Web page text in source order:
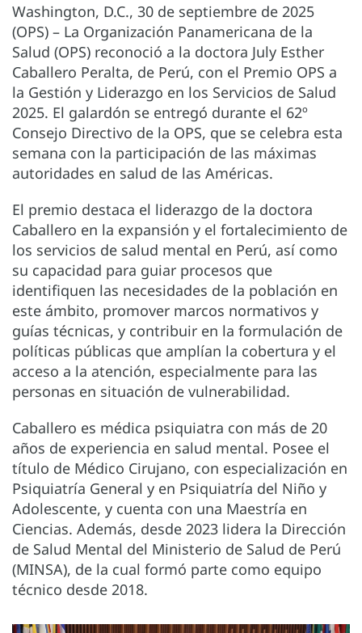
Washington, D.C., 30 de septiembre de 2025
(OPS) – La Organización Panamericana de la
Salud (OPS) reconoció a la doctora July Esther
Caballero Peralta, de Perú, con el Premio OPS a
la Gestión y Liderazgo en los Servicios de Salud
2025. El galardón se entregó durante el 62º
Consejo Directivo de la OPS, que se celebra esta
semana con la participación de las máximas
autoridades en salud de las Américas.
El premio destaca el liderazgo de la doctora
Caballero en la expansión y el fortalecimiento de
los servicios de salud mental en Perú, así como
su capacidad para guiar procesos que
identifiquen las necesidades de la población en
este ámbito, promover marcos normativos y
guías técnicas, y contribuir en la formulación de
políticas públicas que amplían la cobertura y el
acceso a la atención, especialmente para las
personas en situación de vulnerabilidad.
Caballero es médica psiquiatra con más de 20
años de experiencia en salud mental. Posee el
título de Médico Cirujano, con especialización en
Psiquiatría General y en Psiquiatría del Niño y
Adolescente, y cuenta con una Maestría en
Ciencias. Además, desde 2023 lidera la Dirección
de Salud Mental del Ministerio de Salud de Perú
(MINSA), de la cual formó parte como equipo
técnico desde 2018.